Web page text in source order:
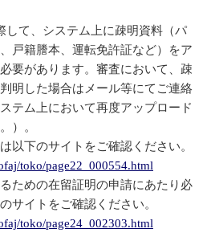
して、システム上に疎明資料（パ
戸籍謄本、運転免許証など）をア
要があります。審査において、疎
明した場合はメール等にてご連絡
テム上において再度アップロード
）。
以下のサイトをご確認ください。
toko/page22_000554.html
ための在留証明の申請にあたり必
サイトをご確認ください。
toko/page24_002303.html